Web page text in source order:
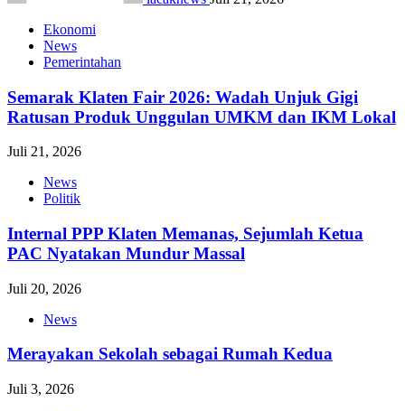
Ekonomi
News
Pemerintahan
Semarak Klaten Fair 2026: Wadah Unjuk Gigi
Ratusan Produk Unggulan UMKM dan IKM Lokal
Juli 21, 2026
News
Politik
Internal PPP Klaten Memanas, Sejumlah Ketua
PAC Nyatakan Mundur Massal
Juli 20, 2026
News
Merayakan Sekolah sebagai Rumah Kedua
Juli 3, 2026